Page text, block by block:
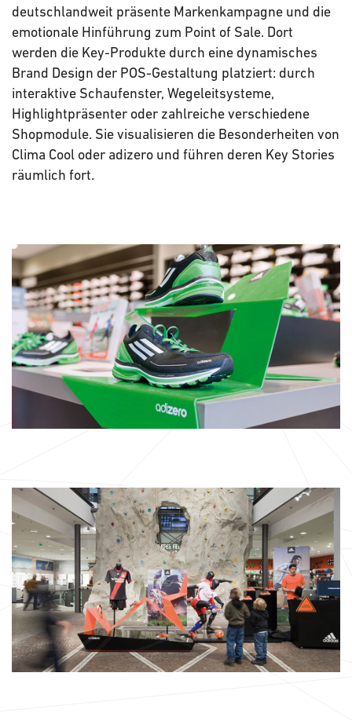
deutschlandweit präsente Markenkampagne und die
emotionale Hinführung zum Point of Sale. Dort
werden die Key-Produkte durch eine dynamisches
Brand Design der POS-Gestaltung platziert: durch
interaktive Schaufenster, Wegeleitsysteme,
Highlightpräsenter oder zahlreiche verschiedene
Shopmodule. Sie visualisieren die Besonderheiten von
Clima Cool oder adizero und führen deren Key Stories
räumlich fort.